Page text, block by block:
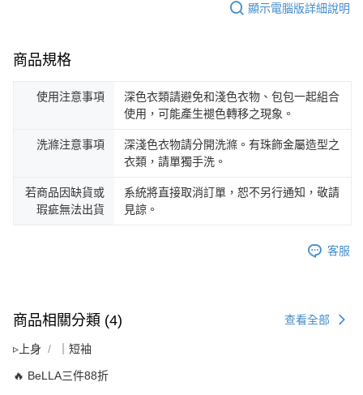
顯示電腦版詳細說明
商品規格
使用注意事項
深色衣類請避免和淺色衣物、包包一起組合
使用，可能產生褪色轉移之現象。
洗滌注意事項
深淺色衣物請分開洗滌。有珠飾金屬造型之
衣類，請單獨手洗。
若商品因缺貨或
瑕疵無法出貨
系統將直接取消訂單，恕不另行通知，敬請
見諒。
客服
商品相關分類 (4) 查看全部
▹上身 ｜短袖
🔥 BeLLA三件88折